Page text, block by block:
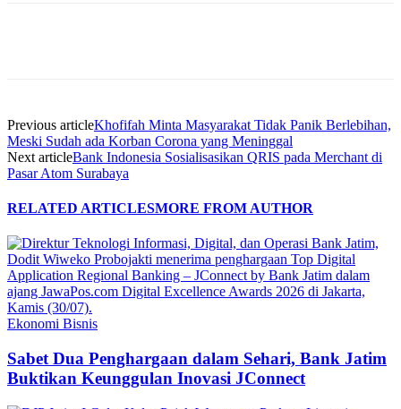
Previous articleKhofifah Minta Masyarakat Tidak Panik Berlebihan,
Meski Sudah ada Korban Corona yang Meninggal
Next articleBank Indonesia Sosialisasikan QRIS pada Merchant di
Pasar Atom Surabaya
RELATED ARTICLESMORE FROM AUTHOR
Ekonomi Bisnis
Sabet Dua Penghargaan dalam Sehari, Bank Jatim
Buktikan Keunggulan Inovasi JConnect